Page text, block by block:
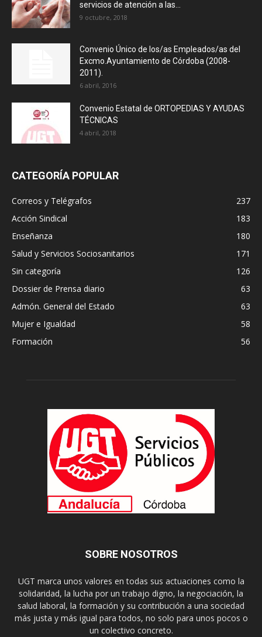
servicios de atención a las...
9 octubre, 2018
Convenio Único de los/as Empleados/as del
Excmo.Ayuntamiento de Córdoba (2008-
2011).
6 abril, 2016
Convenio Estatal de ORTOPEDIAS Y AYUDAS
TÉCNICAS
4 abril, 2018
CATEGORÍA POPULAR
Correos y Telégrafos
237
Acción Sindical
183
Enseñanza
180
Salud y Servicios Sociosanitarios
171
Sin categoría
126
Dossier de Prensa diario
63
Admón. General del Estado
63
Mujer e Igualdad
58
Formación
56
SOBRE NOSOTROS
UGT marca unos valores en todas sus actuaciones como la
solidaridad, la lucha por un trabajo digno, la negociación, la
salud laboral, la formación y su contribución a una sociedad
más justa y más igual para todos, no solo para unos pocos o
un colectivo concreto.